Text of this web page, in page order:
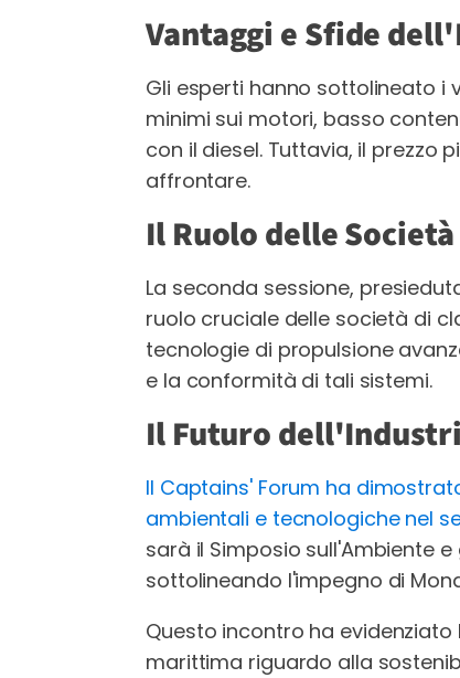
Vantaggi e Sfide
Gli esperti hanno sottolineato i
minimi sui motori, basso
con il diesel. Tuttavia, il prezzo
affrontare.
Il Ruolo delle
La seconda sessione,
ruolo cruciale delle società di
tecnologie di propulsione
e la conformità di tali sistemi.
Il Futuro
Il Captains' Forum ha
ambientali e tecnologiche nel
sarà il Simposio sull'Ambiente e
sottolineando l'impegno di
Questo incontro ha
marittima riguardo alla